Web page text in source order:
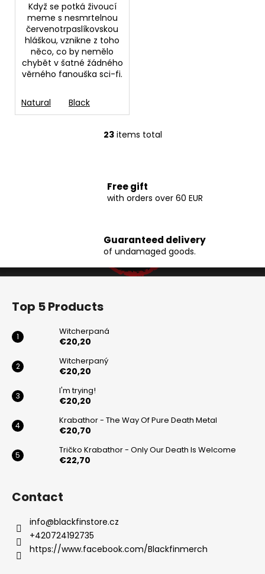
Když se potká živoucí
meme s nesmrtelnou
červenotrpaslíkovskou
hláškou, vznikne z toho
něco, co by nemělo
chybět v šatné žádného
věrného fanouška sci-fi.
Natural Black
L
i
n
o
n
t
23items total
Free gift
with orders over 60 EUR
Guaranteed delivery
of undamaged goods.
Top 5 Products
Witcherpaná
€20,20
Witcherpaný
€20,20
I'm trying!
€20,20
Krabathor - The Way Of Pure Death Metal
€20,70
Tričko Krabathor - Only Our Death Is Welcome
€22,70
Contact
info@blackfinstore.cz
+420724192735
https://www.facebook.com/Blackfinmerch